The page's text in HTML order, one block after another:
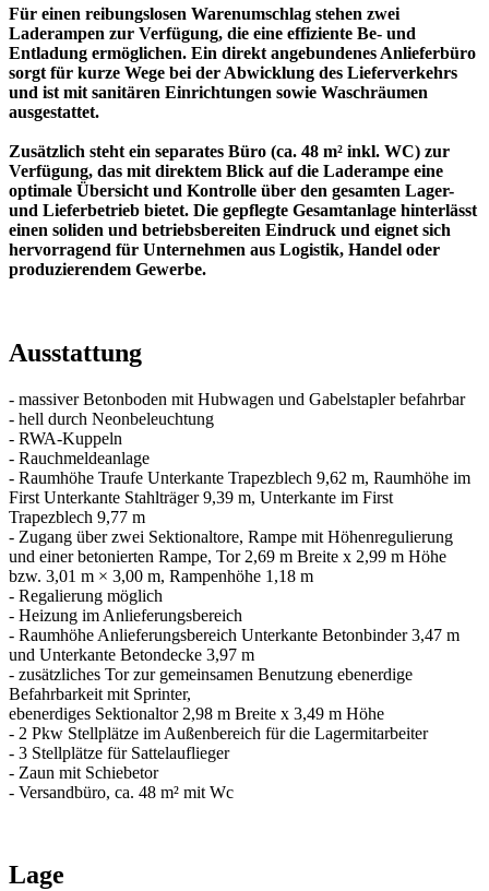
Für einen reibungslosen Warenumschlag stehen zwei
Laderampen zur Verfügung, die eine effiziente Be- und
Entladung ermöglichen. Ein direkt angebundenes Anlieferbüro
sorgt für kurze Wege bei der Abwicklung des Lieferverkehrs
und ist mit sanitären Einrichtungen sowie Waschräumen
ausgestattet.
Zusätzlich steht ein separates Büro (ca. 48 m² inkl. WC) zur
Verfügung, das mit direktem Blick auf die Laderampe eine
optimale Übersicht und Kontrolle über den gesamten Lager-
und Lieferbetrieb bietet. Die gepflegte Gesamtanlage hinterlässt
einen soliden und betriebsbereiten Eindruck und eignet sich
hervorragend für Unternehmen aus Logistik, Handel oder
produzierendem Gewerbe.
Ausstattung
- massiver Betonboden mit Hubwagen und Gabelstapler befahrbar
- hell durch Neonbeleuchtung
- RWA-Kuppeln
- Rauchmeldeanlage
- Raumhöhe Traufe Unterkante Trapezblech 9,62 m, Raumhöhe im
First Unterkante Stahlträger 9,39 m, Unterkante im First
Trapezblech 9,77 m
- Zugang über zwei Sektionaltore, Rampe mit Höhenregulierung
und einer betonierten Rampe, Tor 2,69 m Breite x 2,99 m Höhe
bzw. 3,01 m × 3,00 m, Rampenhöhe 1,18 m
- Regalierung möglich
- Heizung im Anlieferungsbereich
- Raumhöhe Anlieferungsbereich Unterkante Betonbinder 3,47 m
und Unterkante Betondecke 3,97 m
- zusätzliches Tor zur gemeinsamen Benutzung ebenerdige
Befahrbarkeit mit Sprinter,
ebenerdiges Sektionaltor 2,98 m Breite x 3,49 m Höhe
- 2 Pkw Stellplätze im Außenbereich für die Lagermitarbeiter
- 3 Stellplätze für Sattelauflieger
- Zaun mit Schiebetor
- Versandbüro, ca. 48 m² mit Wc
Lage